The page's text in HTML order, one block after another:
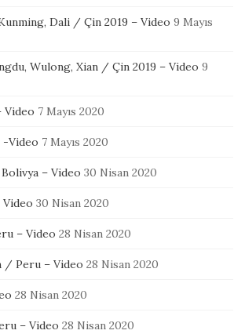
Dali / Çin 2019 – Video 9 Mayıs
Wulong, Xian / Çin 2019 – Video 9
7 Mayıs 2020
-Video 7 Mayıs 2020
– Video 30 Nisan 2020
30 Nisan 2020
– Video 28 Nisan 2020
/ Peru – Video 28 Nisan 2020
28 Nisan 2020
– Video 28 Nisan 2020